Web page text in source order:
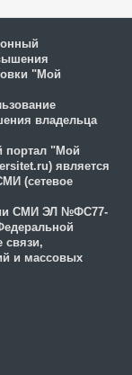
"Мой
владельца
портал "Мой
является
(сетевое
СМИ ЭЛ №ФС77-
связи,
и массовых